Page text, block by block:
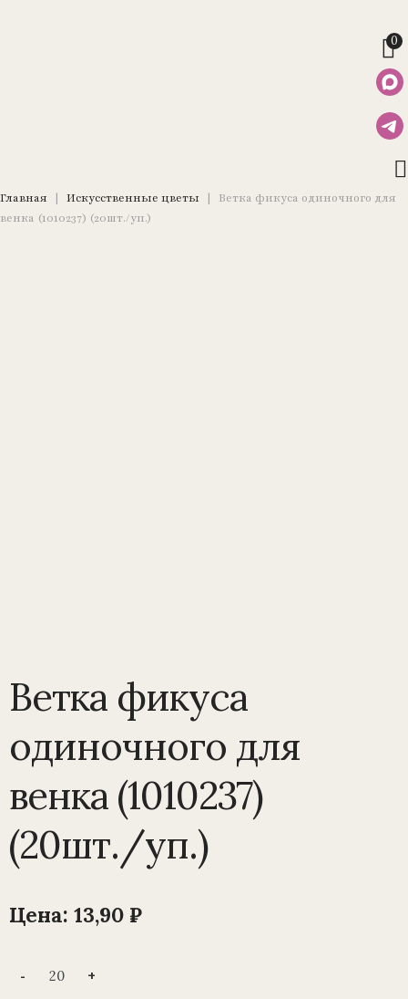
0
Главная | Искусственные цветы |
Ветка фикуса одиночного для
венка (1010237) (20шт./уп.)
Ветка фикуса
одиночного для
венка (1010237)
(20шт./уп.)
Цена: 13,90 ₽
-
товара
+